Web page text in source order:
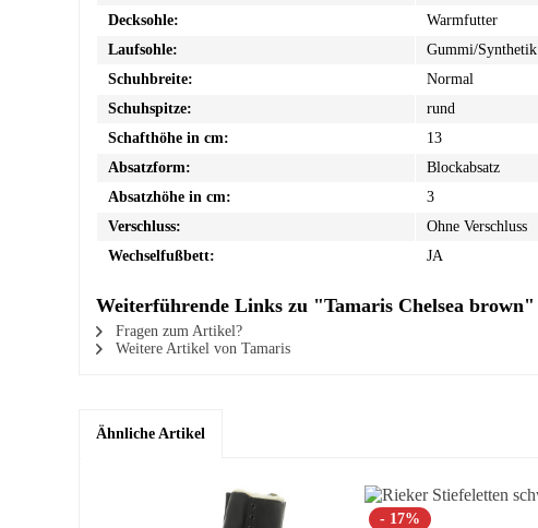
Decksohle:
Warmfutter
Laufsohle:
Gummi/Synthetik
Schuhbreite:
Normal
Schuhspitze:
rund
Schafthöhe in cm:
13
Absatzform:
Blockabsatz
Absatzhöhe in cm:
3
Verschluss:
Ohne Verschluss
Wechselfußbett:
JA
Weiterführende Links zu "Tamaris Chelsea brown"
Fragen zum Artikel?
Weitere Artikel von Tamaris
Ähnliche Artikel
- 17%